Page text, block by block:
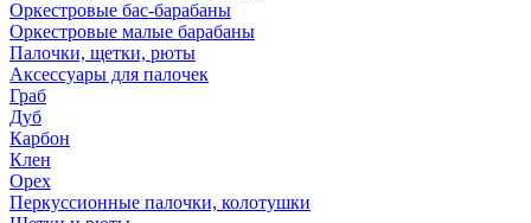
Оркестровые бас-барабаны
Оркестровые малые барабаны
Палочки, щетки, рюты
Аксессуары для палочек
Граб
Дуб
Карбон
Клен
Орех
Перкуссионные палочки, колотушки